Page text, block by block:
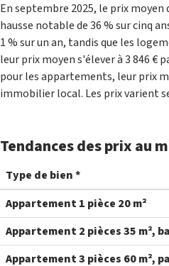
En septembre 2025, le prix
hausse notable de 36 % sur cinq
1 % sur un an, tandis que les
leur prix moyen s'élever à 3 846 €
pour les appartements, leur prix
immobilier local. Les prix varient
Tendances des prix au
Type de bien *
Appartement 1 pièce 20 m²
Appartement 2 pièces 35 m²,
Appartement 3 pièces 60 m²,